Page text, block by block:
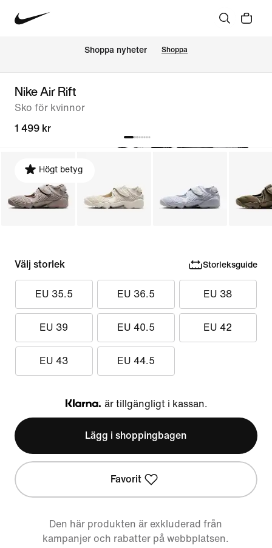
Shoppa nyheter Shoppa
Nike Air Rift
Sko för kvinnor
1 499 kr
Högt betyg
Välj storlek Storleksguide
EU 35.5 EU 36.5 EU 38
EU 39 EU 40.5 EU 42
EU 43 EU 44.5
Klarna
är tillgängligt i kassan.
Lägg i shoppingbagen
Favorit
Den här produkten är exkluderad från
kampanjer och rabatter på webbplatsen.